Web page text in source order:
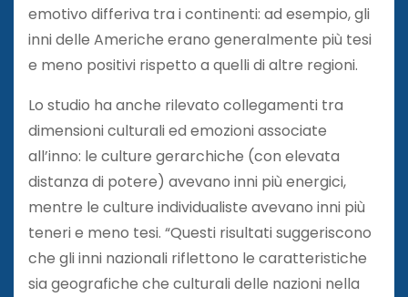
emotivo differiva tra i continenti: ad esempio, gli
inni delle Americhe erano generalmente più tesi
e meno positivi rispetto a quelli di altre regioni.
Lo studio ha anche rilevato collegamenti tra
dimensioni culturali ed emozioni associate
all’inno: le culture gerarchiche (con elevata
distanza di potere) avevano inni più energici,
mentre le culture individualiste avevano inni più
teneri e meno tesi. “Questi risultati suggeriscono
che gli inni nazionali riflettono le caratteristiche
sia geografiche che culturali delle nazioni nella